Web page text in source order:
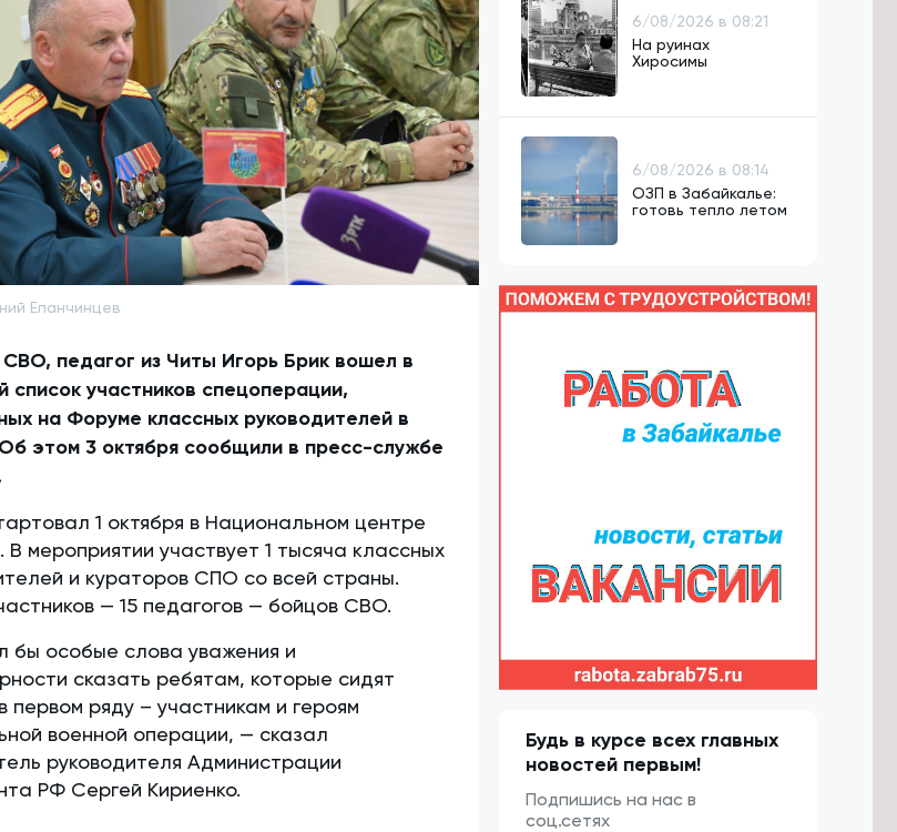
Епанчинцев
педагог из Читы Игорь Брик вошел в
список участников спецоперации,
на Форуме классных руководителей в
этом 3 октября сообщили в пресс-службе
1 октября в Национальном центре
В мероприятии участвует 1 тысяча классных
и кураторов СПО со всей страны.
— 15 педагогов — бойцов СВО.
бы особые слова уважения и
сказать ребятам, которые сидят
первом ряду – участникам и героям
военной операции, — сказал
руководителя Администрации
РФ Сергей Кириенко.
6/08/2026 в 08:21
На руинах
Хиросимы
6/08/2026 в 08:14
ОЗП в Забайкалье:
готовь тепло летом
Будь в курсе всех главных
новостей первым!
Подпишись на нас в
соц.сетях